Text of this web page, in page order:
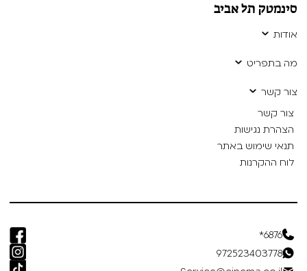
סינמטק תל אביב
אודות
מה בתפריט
צור קשר
צור קשר
הצהרת נגישות
תנאי שימוש באתר
לוח ההקרנות
6876*
972523403778